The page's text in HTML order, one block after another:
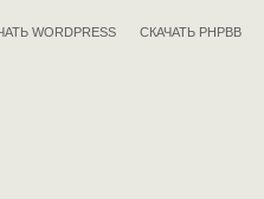
WORDPRESS СКАЧАТЬ PHPBB